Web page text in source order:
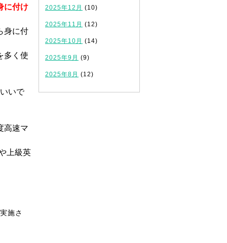
に付け
身に付
多く使
いで
高速マ
上級英
施さ
2025年12月 (10)
2025年11月 (12)
2025年10月 (14)
2025年9月 (9)
2025年8月 (12)